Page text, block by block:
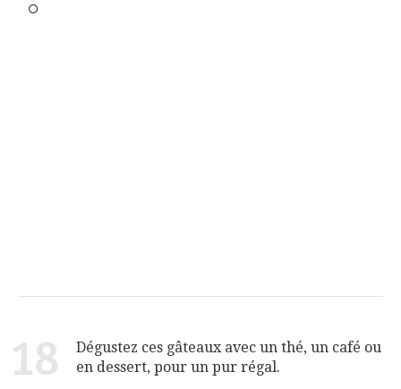
18
Dégustez ces gâteaux avec un thé, un café ou
en dessert, pour un pur régal.